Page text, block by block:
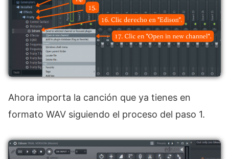
Ahora importa la canción que ya tienes en
formato WAV siguiendo el proceso del paso 1.